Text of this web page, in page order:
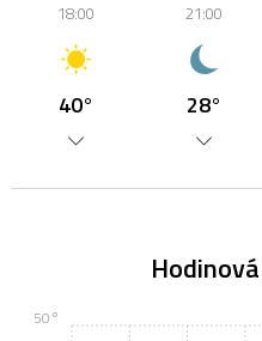
18:00
40°
21:00
28°
50°